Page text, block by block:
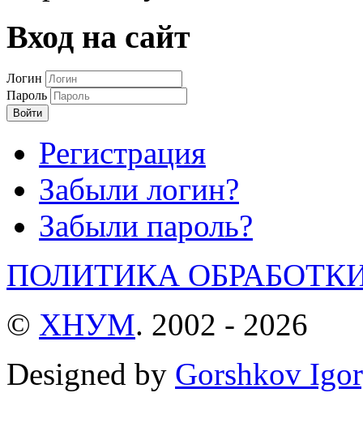
Вход на сайт
Логин
Пароль
Войти
Регистрация
Забыли логин?
Забыли пароль?
ПОЛИТИКА
© ХНУМ. 2002 - 2026
Designed by Gorshkov Igor